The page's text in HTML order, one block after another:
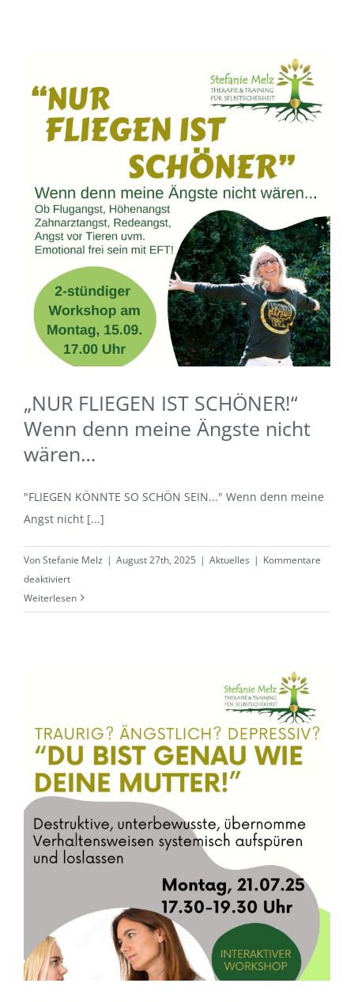
„NUR FLIEGEN IST SCHÖNER!“
Wenn denn meine Ängste nicht
wären…
"FLIEGEN KÖNNTE SO SCHÖN SEIN..." Wenn denn meine
Angst nicht [...]
VonStefanie Melz | August 27th, 2025 | Aktuelles | Kommentare
deaktiviertfür
„NUR
FLIEGEN
Ängste
nicht
wären…
Weiterlesen